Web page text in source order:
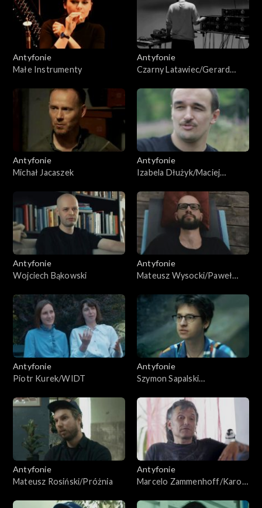
Antyfonie
Małe Instrumenty
Antyfonie
Czarny Latawiec/Gerard
Antyfonie
Michał Jacaszek
Antyfonie
Izabela Dłużyk/Maciej
Antyfonie
Wojciech Bąkowski
Antyfonie
Mateusz Wysocki/Paweł
Antyfonie
Piotr Kurek/WIDT
Antyfonie
Szymon Sapalski
Antyfonie
Mateusz Rosiński/Próżnia
Antyfonie
Marcelo Zammenhoff/Karol